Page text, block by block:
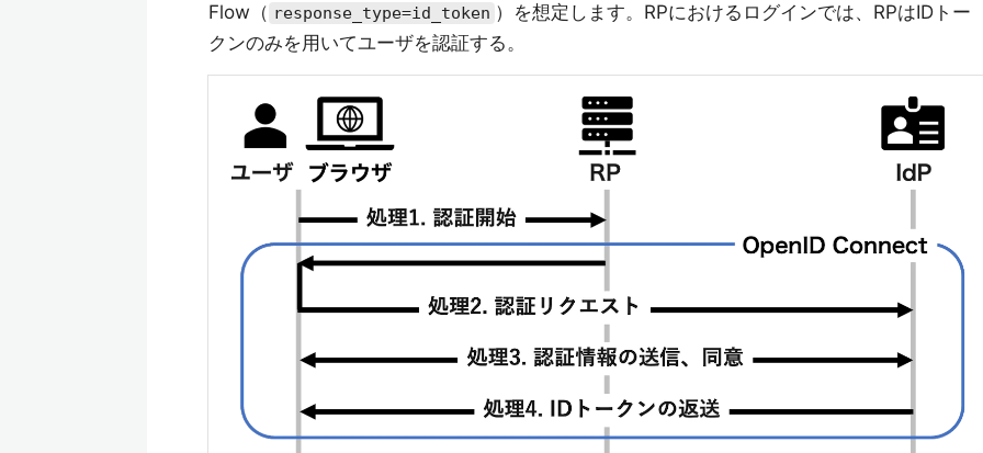
Flow（ response_type=id_token ）を想定します。RPにおけるログインでは、RPはIDトー
クンのみを用いてユーザを認証する。